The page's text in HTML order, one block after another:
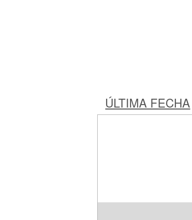
ÚLTIMA FECHA